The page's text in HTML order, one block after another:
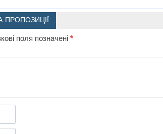
ПРОПОЗИЦІЇ
поля позначені *